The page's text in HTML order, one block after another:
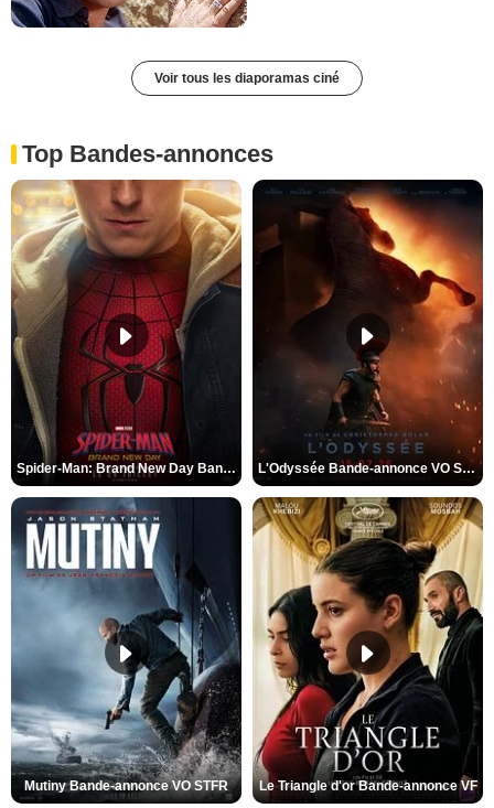
Voir tous les diaporamas ciné
Top Bandes-annonces
Spider-Man: Brand New Day Bande-annonce VO STFR L'Odyssée Bande-annonce VO STFR
Mutiny Bande-annonce VO STFR Le Triangle d'or Bande-annonce VF